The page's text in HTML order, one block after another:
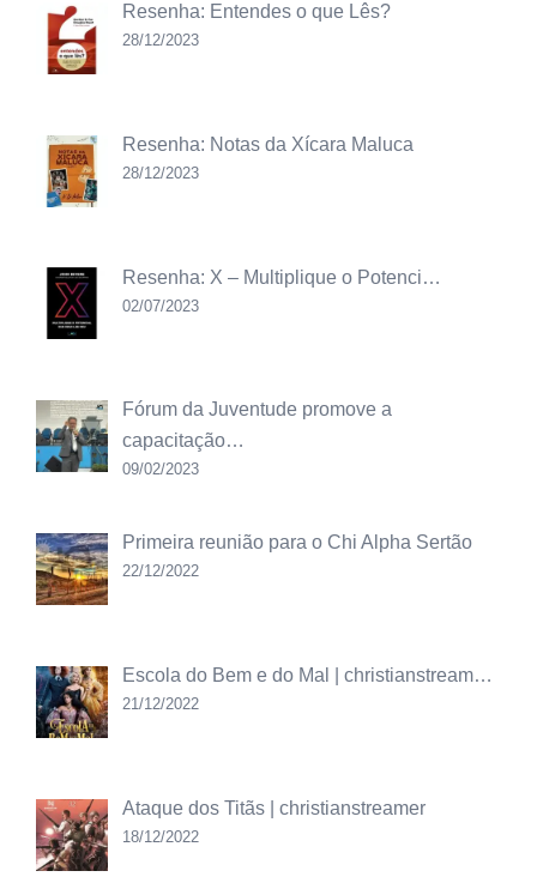
Resenha: Entendes o que Lês?
28/12/2023
Resenha: Notas da Xícara Maluca
28/12/2023
Resenha: X – Multiplique o Potenci…
02/07/2023
Fórum da Juventude promove a
capacitação…
09/02/2023
Primeira reunião para o Chi Alpha Sertão
22/12/2022
Escola do Bem e do Mal | christianstream…
21/12/2022
Ataque dos Titãs | christianstreamer
18/12/2022